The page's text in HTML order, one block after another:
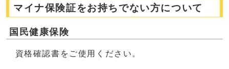
マイナ保険証をお持ちでない方について
国民健康保険
資格確認書をご使用ください。